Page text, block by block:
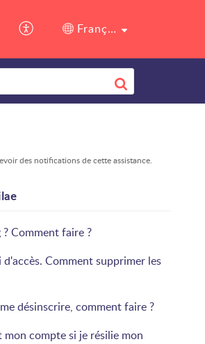
Français (France)
des notifications de cette assistance.
? Comment faire ?
d'accès. Comment supprimer les
désinscrire, comment faire ?
mon compte si je résilie mon